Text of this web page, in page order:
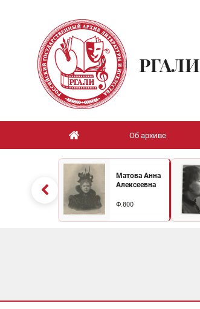
РГАЛИ
Об архиве
Матова Анна
Алексеевна
Ф.800